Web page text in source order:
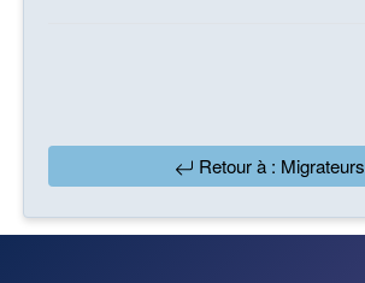
Retour à : Migrateurs